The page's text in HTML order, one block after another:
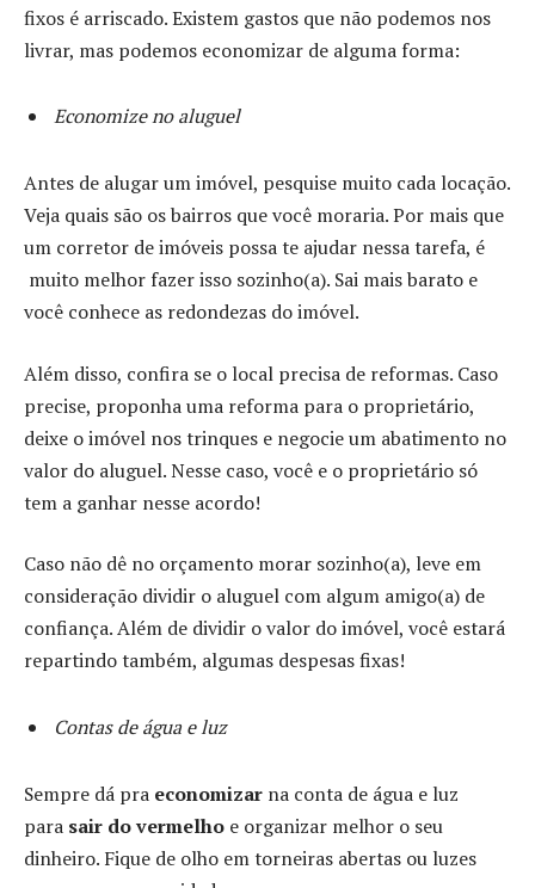
fixos é arriscado. Existem gastos que não podemos nos
livrar, mas podemos economizar de alguma forma:
Economize no aluguel
Antes de alugar um imóvel, pesquise muito cada locação.
Veja quais são os bairros que você moraria. Por mais que
um corretor de imóveis possa te ajudar nessa tarefa, é
muito melhor fazer isso sozinho(a). Sai mais barato e
você conhece as redondezas do imóvel.
Além disso, confira se o local precisa de reformas. Caso
precise, proponha uma reforma para o proprietário,
deixe o imóvel nos trinques e negocie um abatimento no
valor do aluguel. Nesse caso, você e o proprietário só
tem a ganhar nesse acordo!
Caso não dê no orçamento morar sozinho(a), leve em
consideração dividir o aluguel com algum amigo(a) de
confiança. Além de dividir o valor do imóvel, você estará
repartindo também, algumas despesas fixas!
Contas de água e luz
Sempre dá pra economizar na conta de água e luz
para sair do vermelho e organizar melhor o seu
dinheiro. Fique de olho em torneiras abertas ou luzes